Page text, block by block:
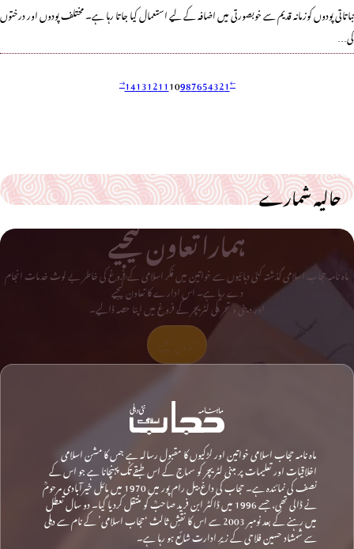
نباتاتی پودوں کوزمانہ قدیم سے خوبصورتی میں اضافہ کے لیے استعمال کیا جاتا رہا ہے۔ مختلف پودوں اور درختوں
کی…
1
2
3
4
5
6
7
8
9
10
11
12
13
14
حالیہ شمارے
ہمارا تعاون کیجیے
ماہ نامہ حجاب اسلامی گذشتہ کئی دہائیوں سے خواتین میں فکر اسلامی کے فروغ کی خاطر بے لوث خدمات انجام
دے رہا ہے۔ اس ادارے کا تعاون کیجیے
اور دینی و تحریکی لٹریچر کے فروغ میں اپنا حصہ ڈالیے۔
ماہ نامہ حجاب اسلامی خواتین اور لڑکیوں کا مقبول رسالہ ہے جس کا مشن اسلامی
اخلاقیات اور تعلیمات پر مبنی لٹریچر کو سماج کے اس طبقے تک پہنچانا ہے جو اس کے
نصف کی نمائندہ ہے۔ حجاب کی داغ بیل رام پور میں 1970 میں مائل خیرآبادی مرحومؒ
نے ڈالی تھی، جسے 1996 میں ڈاکٹر ابن فرید صاحبؒ کو منتقل کردیا گیا۔ دو سال تعطل
میں رہنے کے بعد نومبر 2003 سے اس کا نقشِ ثالث ‘حجاب اسلامی’ کے نام سے دہلی
سے شمشاد حسین فلاحی کے زیرِ ادارت شائع ہو رہا ہے۔